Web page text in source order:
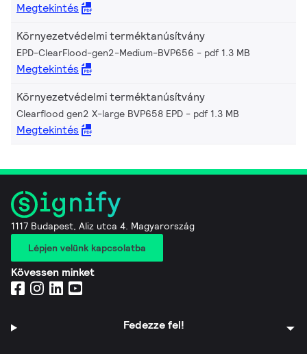
Megtekintés
Környezetvédelmi terméktanúsítvány
EPD-ClearFlood-gen2-Medium-BVP656 pdf 1.3 MB
Megtekintés
Környezetvédelmi terméktanúsítvány
Clearflood gen2 X-large BVP658 EPD pdf 1.3 MB
Megtekintés
1117 Budapest, Aliz utca 4. Magyarország
Lépjen velünk kapcsolatba
Kövessen minket
Fedezze fel!